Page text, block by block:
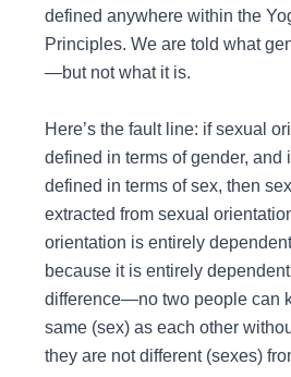
defined anywhere within the
Principles. We are told what
—but not what it is.
Here’s the fault line: if sexual
defined in terms of gender, and
defined in terms of sex, then
extracted from sexual
orientation is entirely
because it is entirely dependent
difference—no two people can
same (sex) as each other
they are not different (sexes)